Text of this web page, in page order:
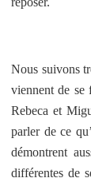
Nous suivons
viennent de se
Rebeca et
parler de ce
démontrent
différentes de